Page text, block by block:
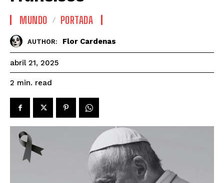
MUNDO PORTADA
AUTHOR: Flor Cardenas
abril 21, 2025
2 min. read